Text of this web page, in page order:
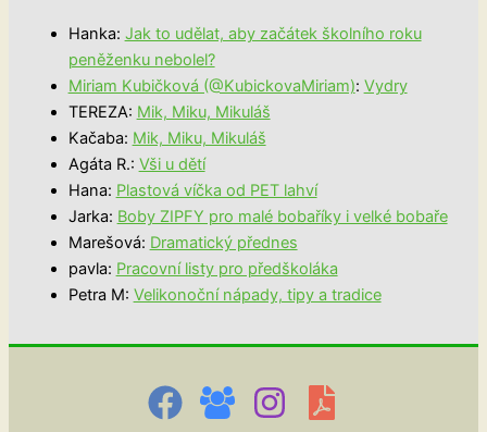
Hanka: Jak to udělat, aby začátek školního roku
peněženku nebolel?
Miriam Kubičková (@KubickovaMiriam): Vydry
TEREZA: Mik, Miku, Mikuláš
Kačaba: Mik, Miku, Mikuláš
Agáta R.: Vši u dětí
Hana: Plastová víčka od PET lahví
Jarka: Boby ZIPFY pro malé bobaříky i velké bobaře
Marešová: Dramatický přednes
pavla: Pracovní listy pro předškoláka
Petra M: Velikonoční nápady, tipy a tradice